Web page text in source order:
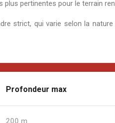
pertinentes pour le terrain
strict, qui varie selon la
Profondeur max
200 m